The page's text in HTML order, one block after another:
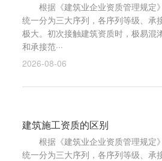
根据《建筑业企业资质管理规定
统一分为三大序列，各序列等级、承
极大。初次接触建筑资质时，极易混
和承接范···
2026-08-06
建筑施工资质的区别
根据《建筑业企业资质管理规定
统一分为三大序列，各序列等级、承